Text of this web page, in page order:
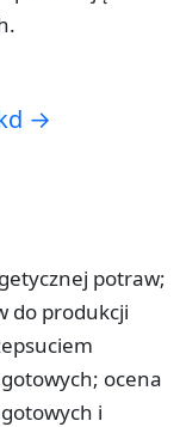
→
potraw;
do produkcji
ocena
i